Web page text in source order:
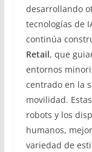
desarrollando
tecnologías de
continúa
Retail, que
entornos
centrado en la
movilidad.
robots y los
humanos,
variedad de